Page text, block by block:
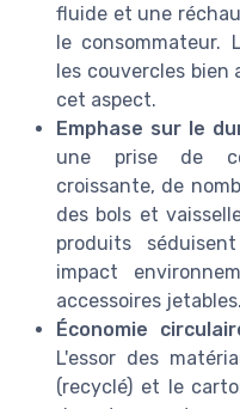
fluide et une
le consommateur.
les couvercles
cet aspect.
Emphase sur le
une prise de
croissante, de
des bols et
produits
impact
accessoires jetables.
Économie
L'essor des
(recyclé) et le